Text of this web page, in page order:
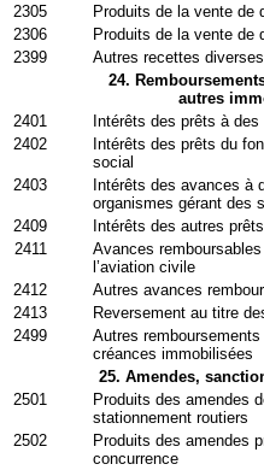
2305
Produits de la vente de
2306
Produits de la vente de
2399
Autres recettes diverses
24.
autres
2401
Intérêts des prêts à
2402
Intérêts des prêts du
social
2403
Intérêts des avances à
organismes gérant des
2409
Intérêts des autres
2411
Avances
l’aviation civile
2412
Autres avances
2413
Reversement au titre
2499
Autres remboursements
créances immobilisées
25. Amendes,
2501
Produits des amendes
stationnement routiers
2502
Produits des amendes
concurrence